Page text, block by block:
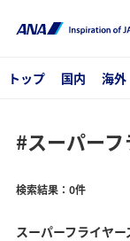
トップ 国内 海外
#スーパー
検索結果：0件
スーパーフライヤ